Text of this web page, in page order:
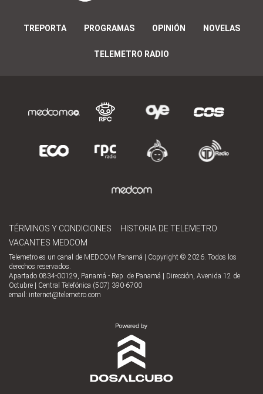
TREPORTA PROGRAMAS OPINIÓN NOVELAS
TELEMETRO RADIO
TÉRMINOS Y CONDICIONES
HISTORIA DE TELEMETRO
VACANTES MEDCOM
Telemetro es un canal de MEDCOM Panamá | Copyright © 2026. Todos los
derechos reservados.
Apartado 0834-00129, Panamá - Rep. de Panamá | Dirección, Avenida 12 de
Octubre | Central Telefónica (507) 390-6700
email: internet@telemetro.com